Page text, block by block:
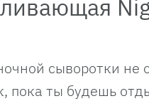
сыворотки не
пока ты будешь